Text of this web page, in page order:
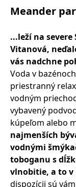
Meander
...leží na
Vitanová,
vás nadchne
Voda v
priestranný
vodným
vybavený
kúpeľom alebo
najmenších
vodnými
toboganu s
vlnobitie, a to v
dispozícii sú